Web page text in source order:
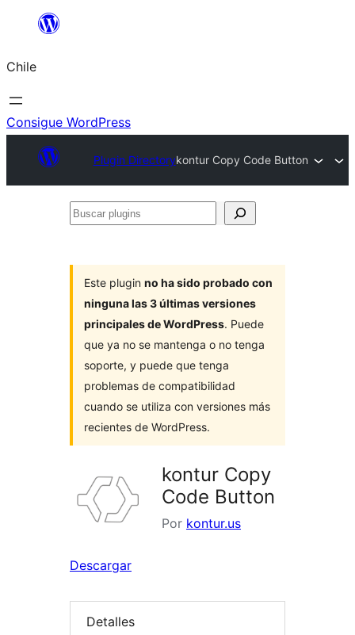
Saltar
contenido
Chile
Consigue WordPress
Plugin Directorykontur Copy Code Button
Buscar
Este plugin no ha sido probado con
ninguna las 3 últimas versiones
principales de WordPress. Puede
que ya no se mantenga o no tenga
soporte, y puede que tenga
problemas de compatibilidad
cuando se utiliza con versiones más
recientes de WordPress.
kontur Copy
Code Button
Por kontur.us
Descargar
Detalles